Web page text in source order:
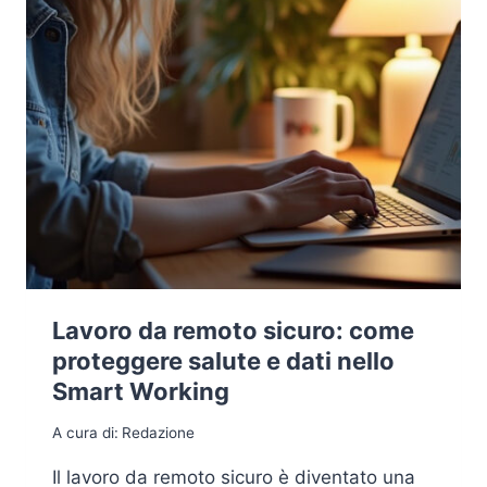
Lavoro da remoto sicuro: come
proteggere salute e dati nello
Smart Working
A cura di: Redazione
Il lavoro da remoto sicuro è diventato una